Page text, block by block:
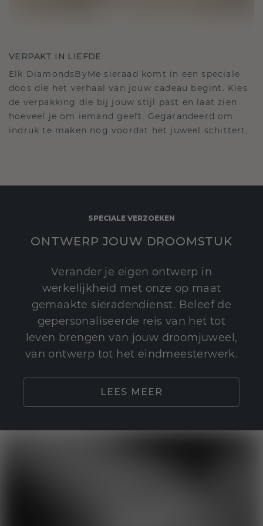
VERPAKT IN LIEFDE
Elk DiamondsByMe sieraad komt in een speciale
doos die het verhaal van jouw cadeau begint. Kies
de verpakking die bij jouw stijl past en laat zien
hoeveel je om iemand geeft. Gegarandeerd om
indruk te maken nog voordat het juweel schittert.
SPECIALE VERZOEKEN
ONTWERP JOUW DROOMSTUK
Verander je eigen ontwerp in
werkelijkheid met onze op maat
gemaakte sieradendienst. Beleef de
gepersonaliseerde reis van het tot
leven brengen van jouw droomjuweel,
van ontwerp tot het eindmeesterwerk.
LEES MEER